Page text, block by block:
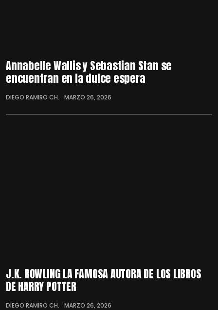
Annabelle Wallis y Sebastian Stan se
encuentran en la dulce espera
DIEGO RAMIRO CH. MARZO 26, 2026
J.K. ROWLING LA FAMOSA AUTORA DE LOS LIBROS
DE HARRY POTTER
DIEGO RAMIRO CH. MARZO 26, 2026